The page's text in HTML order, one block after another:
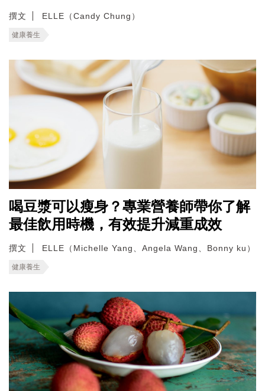
撰文 ELLE（Candy Chung）
健康養生
喝豆漿可以瘦身？專業營養師帶你了解
最佳飲用時機，有效提升減重成效
撰文 ELLE（Michelle Yang、Angela Wang、Bonny ku）
健康養生